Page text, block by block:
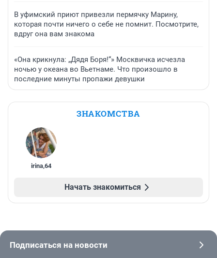
В уфимский приют привезли пермячку Марину,
которая почти ничего о себе не помнит. Посмотрите,
вдруг она вам знакома
«Она крикнула: „Дядя Боря!“» Москвичка исчезла
ночью у океана во Вьетнаме. Что произошло в
последние минуты пропажи девушки
ЗНАКОМСТВА
irina,64
Начать знакомиться
Подписаться на новости